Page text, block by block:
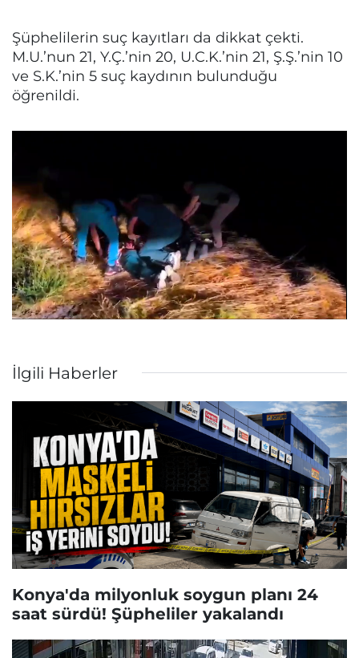
Şüphelilerin suç kayıtları da dikkat çekti.
M.U.’nun 21, Y.Ç.’nin 20, U.C.K.’nin 21, Ş.Ş.’nin 10
ve S.K.’nin 5 suç kaydının bulunduğu
öğrenildi.
İlgili Haberler
Konya'da milyonluk soygun planı 24
saat sürdü! Şüpheliler yakalandı